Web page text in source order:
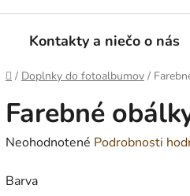
Kontakty a niečo o nás
Domov
/ Doplnky do fotoalbumov /
Farebné
Priemerné
produktu
Neohodnotené Podrobnosti
Barva